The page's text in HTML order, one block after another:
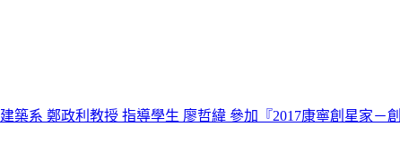
建築系 鄭政利教授 指導學生 廖哲緯 參加『2017康寧創星家－